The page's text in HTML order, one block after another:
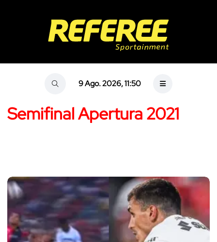
9 Ago. 2026, 11:50
Semifinal Apertura 2021